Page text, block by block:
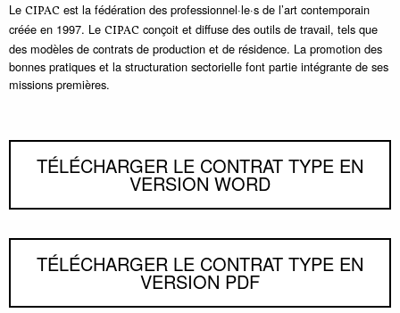
Le CIPAC est la fédération des professionnel·le·s de l’art contemporain
créée en 1997. Le CIPAC conçoit et diffuse des outils de travail, tels que
des modèles de contrats de production et de résidence. La promotion des
bonnes pratiques et la structuration sectorielle font partie intégrante de ses
missions premières.
TÉLÉCHARGER LE CONTRAT TYPE EN
VERSION WORD
TÉLÉCHARGER LE CONTRAT TYPE EN
VERSION PDF